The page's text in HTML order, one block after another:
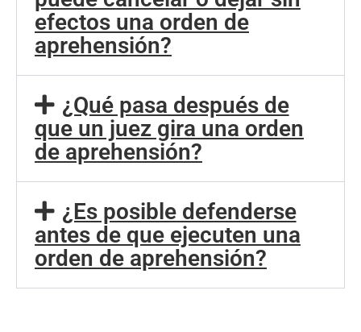
efectos una orden de
aprehensión?
¿Qué pasa después de
que un juez gira una orden
de aprehensión?
¿Es posible defenderse
antes de que ejecuten una
orden de aprehensión?